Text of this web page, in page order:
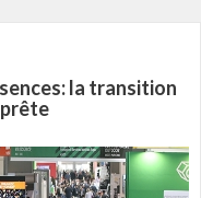
la transition